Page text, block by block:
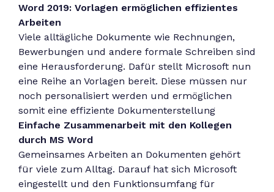
Word 2019: Vorlagen ermöglichen effizientes
Arbeiten
Viele alltägliche Dokumente wie Rechnungen,
Bewerbungen und andere formale Schreiben sind
eine Herausforderung. Dafür stellt Microsoft nun
eine Reihe an Vorlagen bereit. Diese müssen nur
noch personalisiert werden und ermöglichen
somit eine effiziente Dokumenterstellung
Einfache Zusammenarbeit mit den Kollegen
durch MS Word
Gemeinsames Arbeiten an Dokumenten gehört
für viele zum Alltag. Darauf hat sich Microsoft
eingestellt und den Funktionsumfang für